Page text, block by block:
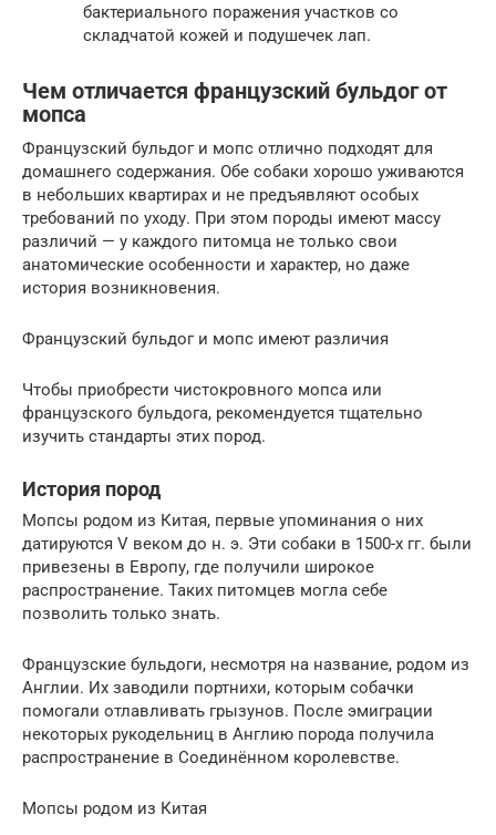
бактериального поражения участков со
складчатой кожей и подушечек лап.
Чем отличается французский бульдог от
мопса
Французский бульдог и мопс отлично подходят для
домашнего содержания. Обе собаки хорошо уживаются
в небольших квартирах и не предъявляют особых
требований по уходу. При этом породы имеют массу
различий — у каждого питомца не только свои
анатомические особенности и характер, но даже
история возникновения.
Французский бульдог и мопс имеют различия
Чтобы приобрести чистокровного мопса или
французского бульдога, рекомендуется тщательно
изучить стандарты этих пород.
История пород
Мопсы родом из Китая, первые упоминания о них
датируются V веком до н. э. Эти собаки в 1500-х гг. были
привезены в Европу, где получили широкое
распространение. Таких питомцев могла себе
позволить только знать.
Французские бульдоги, несмотря на название, родом из
Англии. Их заводили портнихи, которым собачки
помогали отлавливать грызунов. После эмиграции
некоторых рукодельниц в Англию порода получила
распространение в Соединённом королевстве.
Мопсы родом из Китая